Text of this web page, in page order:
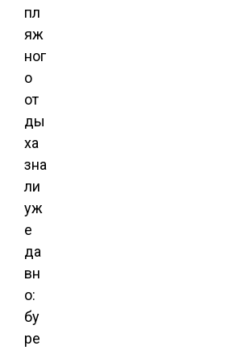
пл
яж
ног
о
от
ды
ха
зна
ли
уж
е
да
вн
о:
бу
ре